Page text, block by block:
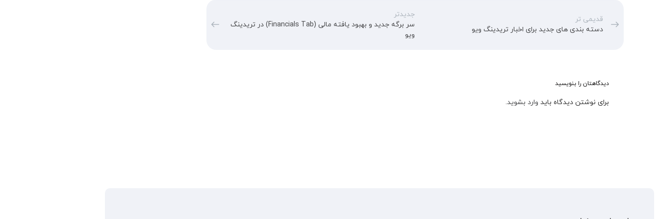
قدیمی تر
دسته بندی های جدید برای اخبار تریدینگ ویو
جدیدتر
سر برگه جدید و بهبود یافته مالی (Financials Tab) در تریدینگ
ویو
دیدگاهتان را بنویسید
برای نوشتن دیدگاه باید وارد بشوید.